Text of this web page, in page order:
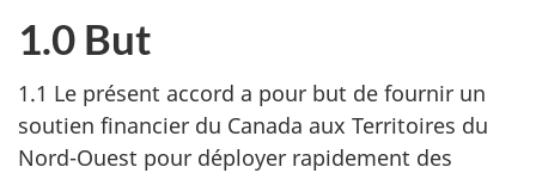
1.0 But
1.1 Le présent accord a pour but de fournir un
soutien financier du Canada aux Territoires du
Nord-Ouest pour déployer rapidement des